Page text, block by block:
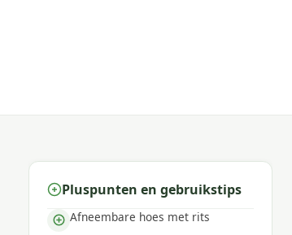
Pluspunten en gebruikstips
Afneembare hoes met rits